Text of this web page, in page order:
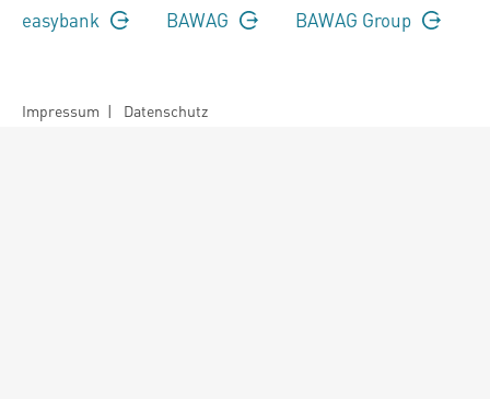
easybank BAWAG BAWAG Group
Impressum | Datenschutz